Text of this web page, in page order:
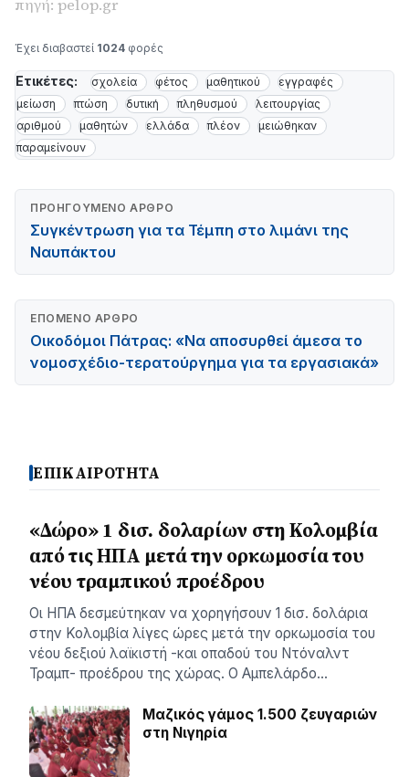
πηγή: pelop.gr
Έχει διαβαστεί 1024 φορές
Ετικέτες: σχολεία φέτος μαθητικού
εγγραφές
μείωση
πτώση δυτική πληθυσμού
λειτουργίας
αριθμού
μαθητών ελλάδα πλέον
μειώθηκαν
παραμείνουν
ΠΡΟΗΓΟΎΜΕΝΟ ΆΡΘΡΟ
Συγκέντρωση για τα Τέμπη στο λιμάνι της
Ναυπάκτου
ΕΠΌΜΕΝΟ ΆΡΘΡΟ
Οικοδόμοι Πάτρας: «Να αποσυρθεί άμεσα το
νομοσχέδιο-τερατούργημα για τα εργασιακά»
ΕΠΙΚΑΙΡΟΤΗΤΑ
«Δώρο» 1 δισ. δολαρίων στη Κολομβία
από τις ΗΠΑ μετά την ορκωμοσία του
νέου τραμπικού προέδρου
Οι ΗΠΑ δεσμεύτηκαν να χορηγήσουν 1 δισ. δολάρια
στην Κολομβία λίγες ώρες μετά την ορκωμοσία του
νέου δεξιού λαϊκιστή -και οπαδού του Ντόναλντ
Τραμπ- προέδρου της χώρας. Ο Αμπελάρδο…
Μαζικός γάμος 1.500 ζευγαριών
στη Νιγηρία